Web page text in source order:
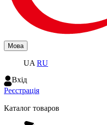
Мова
UA RU
Вхiд
Реєстрація
Каталог товаров